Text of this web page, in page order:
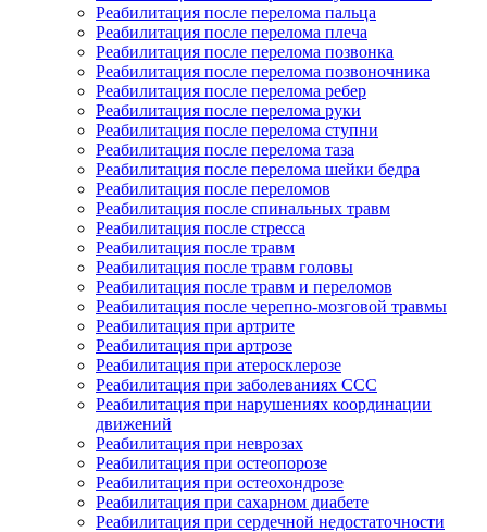
Реабилитация после перелома пальца
Реабилитация после перелома плеча
Реабилитация после перелома позвонка
Реабилитация после перелома позвоночника
Реабилитация после перелома ребер
Реабилитация после перелома руки
Реабилитация после перелома ступни
Реабилитация после перелома таза
Реабилитация после перелома шейки бедра
Реабилитация после переломов
Реабилитация после спинальных травм
Реабилитация после стресса
Реабилитация после травм
Реабилитация после травм головы
Реабилитация после травм и переломов
Реабилитация после черепно-мозговой травмы
Реабилитация при артрите
Реабилитация при артрозе
Реабилитация при атеросклерозе
Реабилитация при заболеваниях ССС
Реабилитация при нарушениях координации
движений
Реабилитация при неврозах
Реабилитация при остеопорозе
Реабилитация при остеохондрозе
Реабилитация при сахарном диабете
Реабилитация при сердечной недостаточности